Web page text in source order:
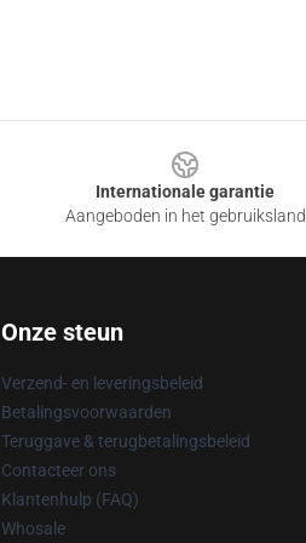
Internationale garantie
Aangeboden in het gebruiksland
Onze steun
Verzend- en leveringsbeleid
Betalingsvoorwaarden
Teruggave & terugbetalingsbeleid
Contacteer ons
Klantenhulp (FAQ)
Whosale